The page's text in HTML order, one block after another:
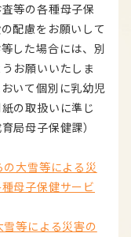
等の各種母子保
配慮をお願いして
した場合には、別
お願いいたしま
いて個別に乳幼児
の取扱いに準じ
局母子保健課）
大雪等による災
母子保健サービ
等による災害の